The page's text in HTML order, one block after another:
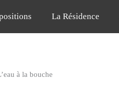
La Résidence
à la bouche